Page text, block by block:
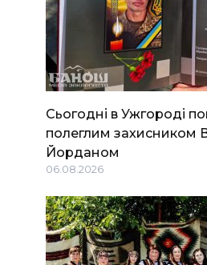
Сьогодні в Ужгороді
полеглим
Йорданом
06.08.2026